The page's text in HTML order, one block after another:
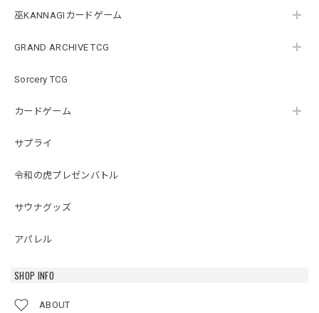
巫KANNAGIカードゲーム
GRAND ARCHIVE TCG
Sorcery TCG
カードゲーム
サプライ
令和の虎プレゼンバトル
サウナグッズ
アパレル
SHOP INFO
ABOUT